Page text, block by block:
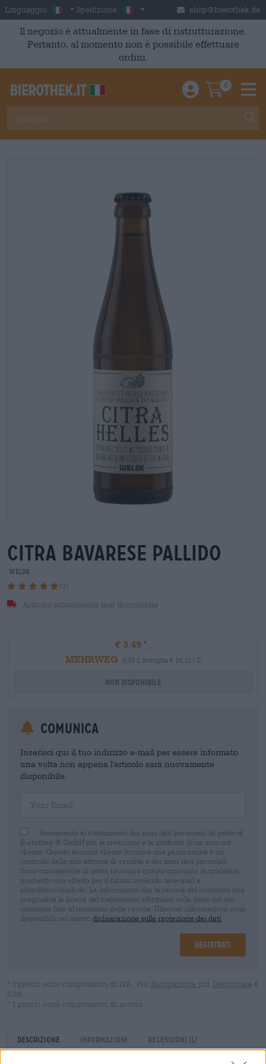
Skip to main content
Linguaggio: Italian
Spedizione: Italia shop@bierothek.de
Il negozio è attualmente in fase di ristrutturazione.
Pertanto, al momento non è possibile effettuare
ordini.
Einloggen /
0
citra Bavarese pallido
Welde
(1)
Articolo attualmente non disponibile
€ 3,49
MEHRWEG
0,33 L Bottiglia € 10,12 / L
Non disponibile
Comunica
Inserisci qui il tuo indirizzo e-mail per essere informato
una volta non appena l'articolo sarà nuovamente
disponibile.
Acconsento al trattamento dei miei dati personali da parte di
Bierothek ® GmbH per la creazione e la gestione di un account
cliente. Questo account cliente fornisce una panoramica e un
controllo delle mie attività di vendita e dei miei dati personali.
Sono consapevole di poter revocare questo consenso in qualsiasi
momento con effetto per il futuro inviando un'e-mail a
shop@bierothek.de. La informiamo che la revoca del consenso non
pregiudica la liceità del trattamento effettuato sulla base del suo
consenso fino al momento della revoca. Ulteriori informazioni sono
disponibili nel nostro dichiarazione sulla protezione dei dati
Registrati
* I prezzi sono comprensivi di IVA. Più Navigazione più Depositare €
0,08
* I prezzi sono comprensivi di accisa
Descrizione Informazioni Recensioni (1)